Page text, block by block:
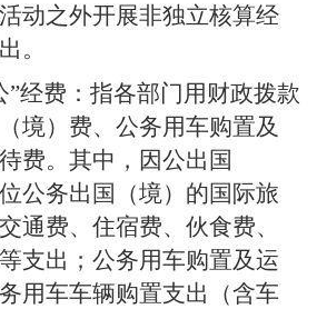
动之外开展非独立核算经
。
经费： 指各部门用财政拨款
境）费、公务用车购置及
费。其中，因公出国
公务出国（境）的国际旅
通费、住宿费、伙食费、
支出；公务用车购置及运
用车车辆购置支出（含车